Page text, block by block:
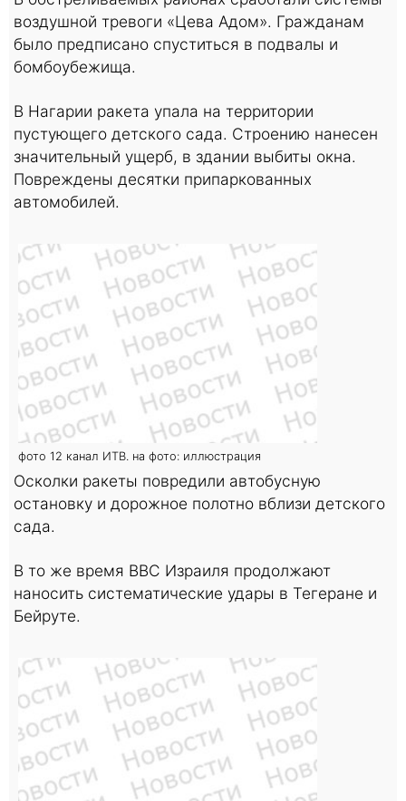
воздушной тревоги «Цева Адом». Гражданам
было предписано спуститься в подвалы и
бомбоубежища.
В Нагарии ракета упала на территории
пустующего детского сада. Строению нанесен
значительный ущерб, в здании выбиты окна.
Повреждены десятки припаркованных
автомобилей.
фото 12 канал ИТВ. на фото: иллюстрация
Осколки ракеты повредили автобусную
остановку и дорожное полотно вблизи детского
сада.
В то же время ВВС Израиля продолжают
наносить систематические удары в Тегеране и
Бейруте.